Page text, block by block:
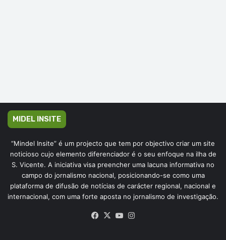
MIDEL INSITE
“Mindel Insite” é um projecto que tem por objectivo criar um site
noticioso cujo elemento diferenciador é o seu enfoque na ilha de
S. Vicente. A iniciativa visa preencher uma lacuna informativa no
campo do jornalismo nacional, posicionando-se como uma
plataforma de difusão de notícias de carácter regional, nacional e
internacional, com uma forte aposta no jornalismo de investigação.
Facebook
X YouTube